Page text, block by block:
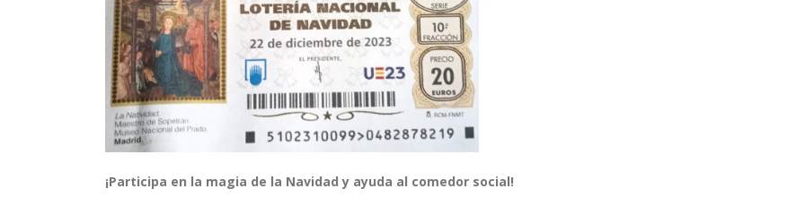
¡Participa en la magia de la Navidad y ayuda al comedor social!